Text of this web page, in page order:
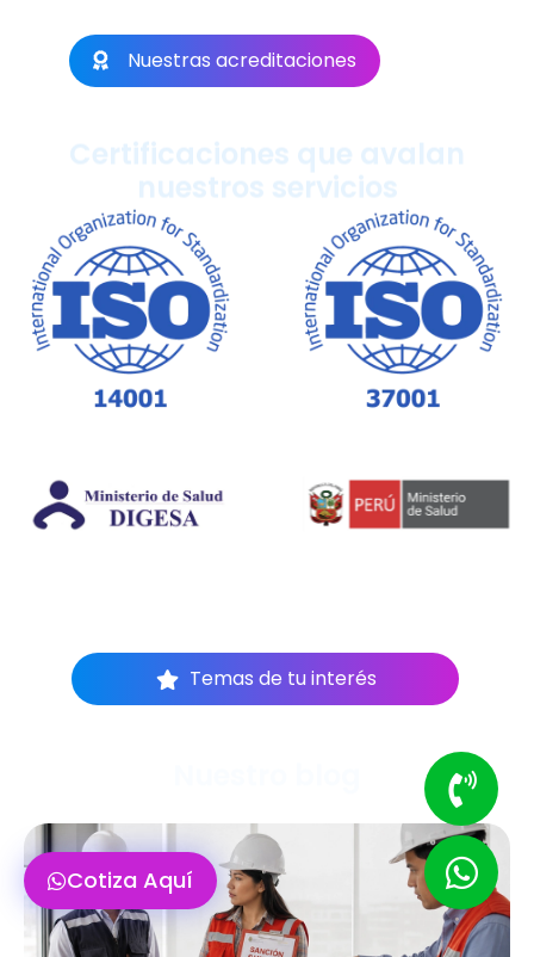
Nuestras acreditaciones
Certificaciones que avalan
nuestros servicios
Temas de tu interés
Cotiza Aquí